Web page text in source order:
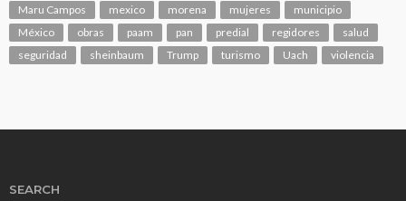
Maru Campos
mexico morena mujeres
municipio
México
obras paam pan predial regidores
salud
seguridad
sheinbaum Trump turismo Uach violencia
SEARCH